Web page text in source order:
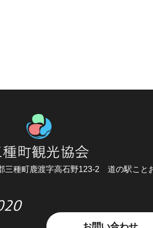
三種町鹿渡字高石野123-2 道の駅こと